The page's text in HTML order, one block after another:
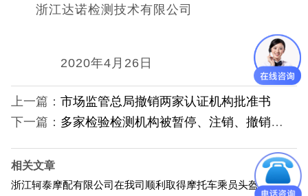
欧盟认证
ROHS认证
ECE认证
浙江达诺检测技术有限公司
2020年4月26日
上一篇： 市场监管总局撤销两家认证机构批准书
下一篇： 多家检验检测机构被暂停、注销、撤销认可资质
相关文章
浙江轲泰摩配有限公司在我司顺利取得摩托车乘员头盔3C认证证